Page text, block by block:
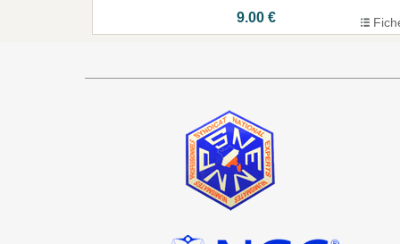
9.00 €